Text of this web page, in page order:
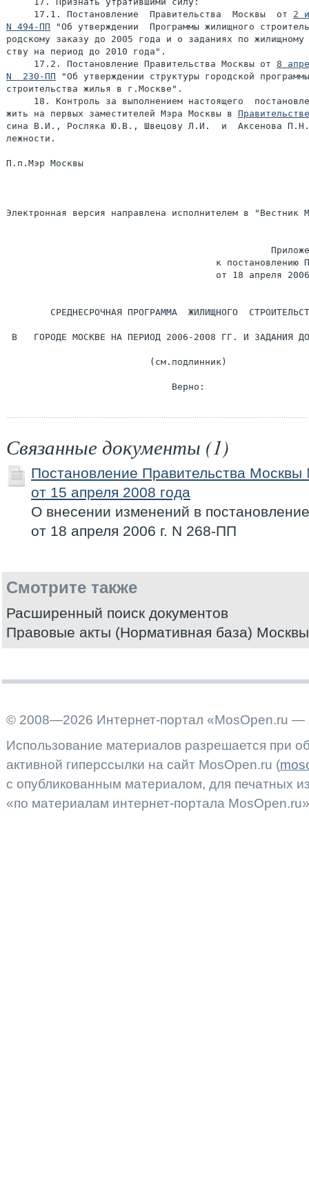
     17.1. Постановление  Правительства  Москвы  от
2
N 494-ПП "Об утверждении  Программы жилищного
родскому заказу до 2005 года и о заданиях по
ству на период до 2010 года".
     17.2. Постановление Правительства Москвы от
8
N  230-ПП "Об утверждении структуры городской
строительства жилья в г.Москве".
18. Контроль за выполнением настоящего
жить на первых заместителей Мэра Москвы в
сина В.И., Росляка Ю.В., Швецову Л.И.  и  Аксенова
лежности.
П.п.Мэр Москвы
Электронная версия направлена исполнителем в "Вестник
к постановлению
от 18 апреля
СРЕДНЕСРОЧНАЯ ПРОГРАММА  ЖИЛИЩНОГО
В   ГОРОДЕ МОСКВЕ НА ПЕРИОД 2006-2008 ГГ. И ЗАДАНИЯ
                          (см.подлинник)
Связанные документы (1)
Постановление Правительства
от 15 апреля 2008 года
О внесении изменений в
от 18 апреля 2006 г. N 268-ПП
Смотрите также
Расширенный поиск документов
Правовые акты (Нормативная база) Москвы
© 2008—2026 Интернет-портал «MosOpen.ru —
Использование материалов разрешается при
активной гиперссылки на сайт MosOpen.ru (
с опубликованным материалом, для печатных
«по материалам интернет-портала